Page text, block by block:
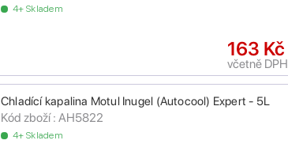
4+ Skladem
163 Kč
včetně DPH
Chladící kapalina Motul Inugel (Autocool) Expert - 5L
Kód zboží : AH5822
4+ Skladem